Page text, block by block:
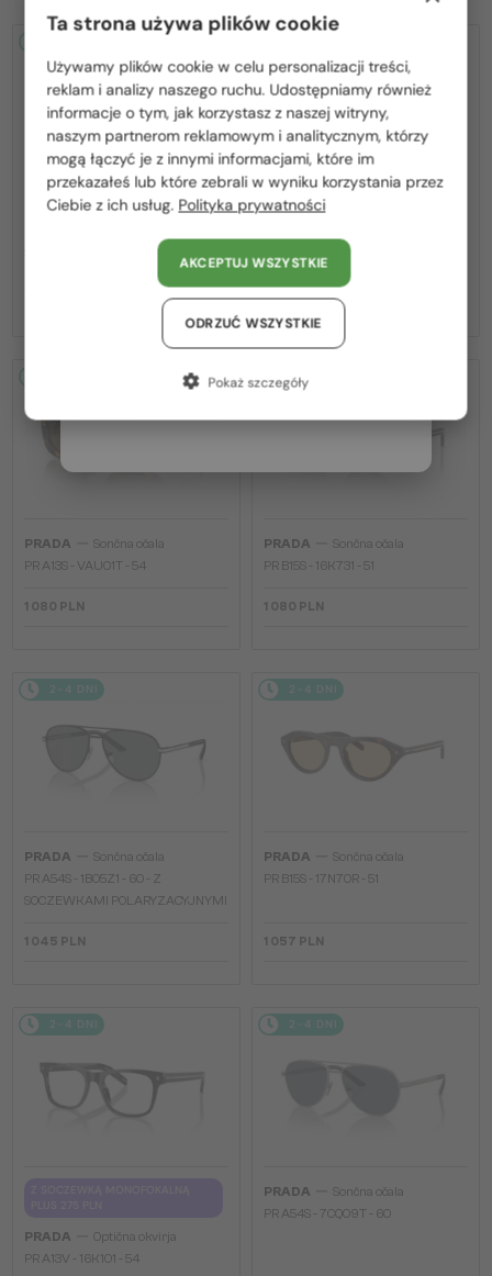
PRADA— Sončna očala
SOCZEWKAMI POLARYZACYJNYMI
PRADA—
PRADA
Sončna očala
PR A13S - VAU01T - 54
1 080 PLN
2-4 DNI
PRADA
Sončna očala
PR B15S - 16K731 - 51
1 080 PLN
2-4 DNI
PRADA
Sončna očala
PR A54S - 1BO5Z1 - 60 - Z
SOCZEWKAMI POLARYZACYJNYMI
1 045 PLN
2-4 DNI
PRADA
Sončna očala
PR B15S - 17N70R - 51
1 057 PLN
2-4 DNI
PRADA
Optična okvirja
PR A13V - 16K1O1 - 54
2-4 DNI
PRADA
Sončna očala
PR A54S - 7CQ09T - 60
Proszę wybierz z listy odpowiedni dla Ciebie kraj:
Polska / PL
România / RO
Magyarország / HU
United Arab Emirates / EN
Austria / AT
Niemcy / DE
Ta strona używa plików cookie
Używamy plików cookie w celu personalizacji treści,
reklam i analizy naszego ruchu. Udostępniamy również
informacje o tym, jak korzystasz z naszej witryny,
naszym partnerom reklamowym i analitycznym, którzy
mogą łączyć je z innymi informacjami, które im
przekazałeś lub które zebrali w wyniku korzystania przez
Ciebie z ich usług. Polityka prywatności
AKCEPTUJ WSZYSTKIE
ODRZUĆ WSZYSTKIE
Pokaż szczegóły